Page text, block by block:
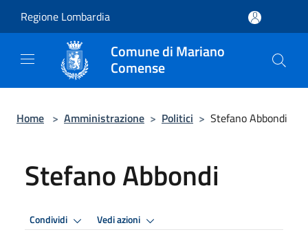
Regione Lombardia
Comune di Mariano
Comense
Home > Amministrazione > Politici > Stefano Abbondi
Stefano Abbondi
Condividi Vedi azioni